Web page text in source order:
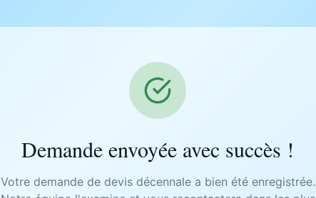
Demande envoyée avec succès !
Votre demande de devis décennale a bien été enregistrée.